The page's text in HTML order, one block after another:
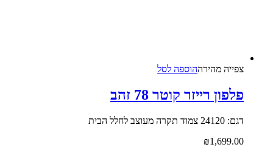
צפייה‬ ‫מהירה‬הוספה לסל
פלפון רייזר קוטר 78 זהב
דגם: 24120 צמוד תקרה מעוצב לחלל הבית
₪1,699.00